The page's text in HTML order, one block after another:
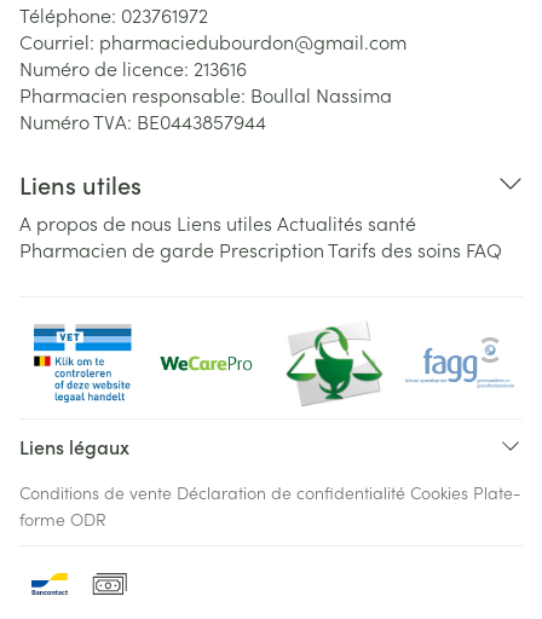
Téléphone: 023761972
Courriel: pharmaciedubourdon@gmail.com
Numéro de licence: 213616
Pharmacien responsable: Boullal Nassima
Numéro TVA: BE0443857944
Liens utiles
A propos de nous Liens utiles Actualités santé
Pharmacien de garde PrescriptionTarifs des soins FAQ
Liens légaux
Conditions de vente Déclaration de confidentialité Cookies Plate-
forme ODR